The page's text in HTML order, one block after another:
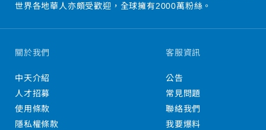
世界各地華人亦頗受歡迎，全球擁有2000萬粉絲。
關於我們
中天介紹
人才招募
使用條款
隱私權條款
客服資訊
公告
常見問題
聯絡我們
我要爆料